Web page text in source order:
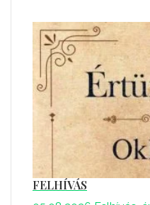
FELHÍVÁS